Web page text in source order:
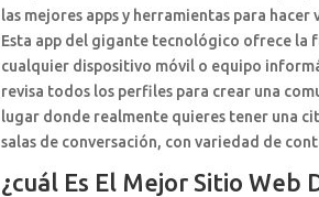
las mejores apps y herramientas para
Esta app del gigante tecnológico ofrece la
cualquier dispositivo móvil o equipo
revisa todos los perfiles para crear una
lugar donde realmente quieres tener una
salas de conversación, con variedad de
¿cuál Es El Mejor Sitio